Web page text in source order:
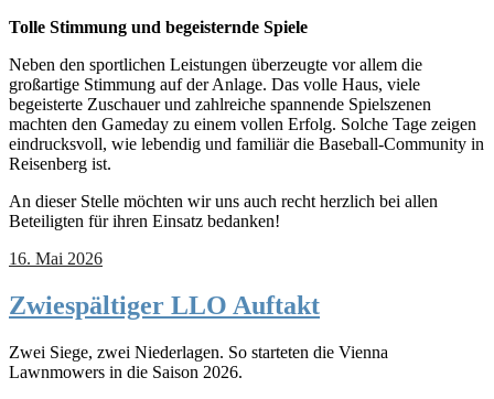
Tolle Stimmung und begeisternde Spiele
Neben den sportlichen Leistungen überzeugte vor allem die
großartige Stimmung auf der Anlage. Das volle Haus, viele
begeisterte Zuschauer und zahlreiche spannende Spielszenen
machten den Gameday zu einem vollen Erfolg. Solche Tage zeigen
eindrucksvoll, wie lebendig und familiär die Baseball-Community in
Reisenberg ist.
An dieser Stelle möchten wir uns auch recht herzlich bei allen
Beteiligten für ihren Einsatz bedanken!
16. Mai 2026
Zwiespältiger LLO Auftakt
Zwei Siege, zwei Niederlagen. So starteten die Vienna
Lawnmowers in die Saison 2026.